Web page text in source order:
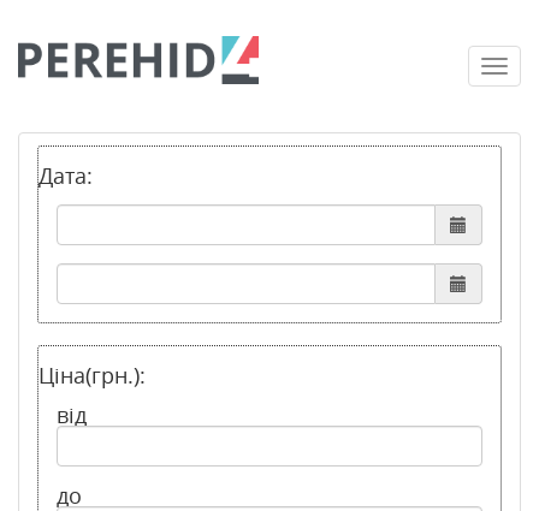
Дата:
Ціна(грн.):
від
до